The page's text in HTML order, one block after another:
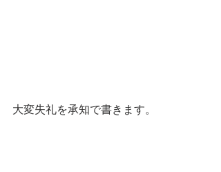
大変失礼を承知で書きます。